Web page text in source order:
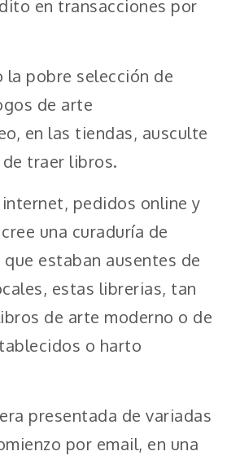
en transacciones por
la pobre selección de
de arte
en las tiendas, ausculte
traer libros.
pedidos online y
una curaduría de
estaban ausentes de
estas librerias, tan
de arte moderno o de
o harto
presentada de variadas
por email, en una